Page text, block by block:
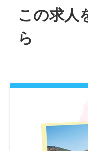
不問
免許・資格
・初任者研
以下の時間
・早番 7
この求人
ら